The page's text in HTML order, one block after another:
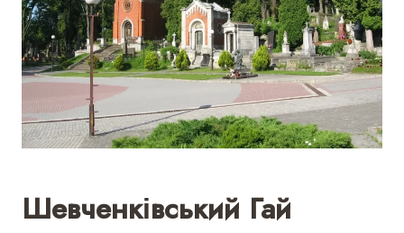
Шевченківський Гай